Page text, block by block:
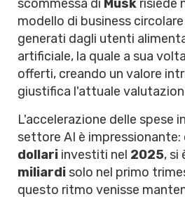
scommessa di Musk risiede
modello di business
generati dagli utenti
artificiale, la quale a sua
offerti, creando un valore
giustifica l'attuale
L'accelerazione delle spese
settore AI è impressionante:
dollari investiti nel 2025, si
miliardi solo nel primo
questo ritmo venisse